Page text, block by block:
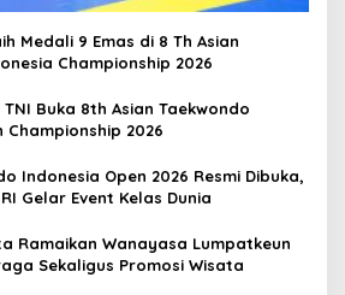
Medali 9 Emas di 8 Th Asian
Championship 2026
Buka 8th Asian Taekwondo
Championship 2026
Indonesia Open 2026 Resmi Dibuka,
Gelar Event Kelas Dunia
Ramaikan Wanayasa Lumpatkeun
Sekaligus Promosi Wisata